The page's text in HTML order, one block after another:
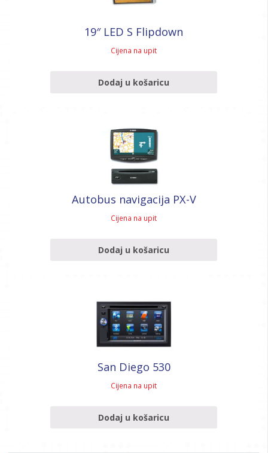
19″ LED S Flipdown
Cijena na upit
Dodaj u košaricu
Autobus navigacija PX-V
Cijena na upit
Dodaj u košaricu
San Diego 530
Cijena na upit
Dodaj u košaricu